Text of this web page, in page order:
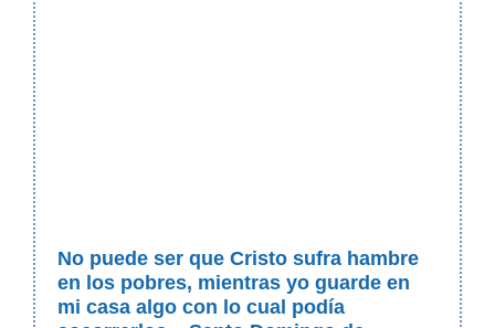
No puede ser que Cristo sufra hambre
en los pobres, mientras yo guarde en
mi casa algo con lo cual podía